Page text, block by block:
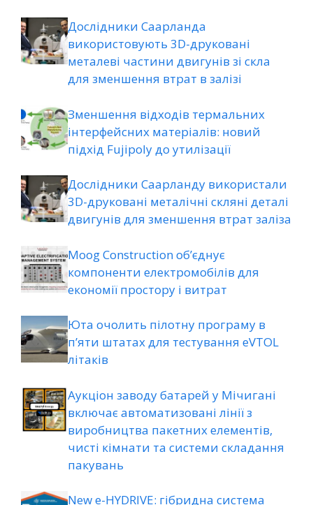
Дослідники Саарланда
використовують 3D-друковані
металеві частини двигунів зі скла
для зменшення втрат в залізі
Зменшення відходів термальних
інтерфейсних матеріалів: новий
підхід Fujipoly до утилізації
Дослідники Саарланду використали
3D-друковані металічні скляні деталі
двигунів для зменшення втрат заліза
Moog Construction об’єднує
компоненти електромобілів для
економії простору і витрат
Юта очолить пілотну програму в
п’яти штатах для тестування eVTOL
літаків
Аукціон заводу батарей у Мічигані
включає автоматизовані лінії з
виробництва пакетних елементів,
чисті кімнати та системи складання
пакувань
New e-HYDRIVE: гібридна система